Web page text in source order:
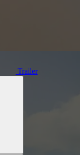
Trailer